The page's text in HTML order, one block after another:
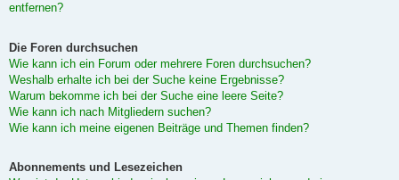
entfernen?
Die Foren durchsuchen
Wie kann ich ein Forum oder mehrere Foren durchsuchen?
Weshalb erhalte ich bei der Suche keine Ergebnisse?
Warum bekomme ich bei der Suche eine leere Seite?
Wie kann ich nach Mitgliedern suchen?
Wie kann ich meine eigenen Beiträge und Themen finden?
Abonnements und Lesezeichen